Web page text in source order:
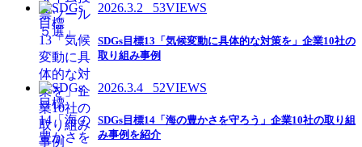
2026.3.2 53VIEWS
SDGs目標13「気候変動に具体的な対策を」企業10社の
取り組み事例
2026.3.4 52VIEWS
SDGs目標14「海の豊かさを守ろう」企業10社の取り組
み事例を紹介